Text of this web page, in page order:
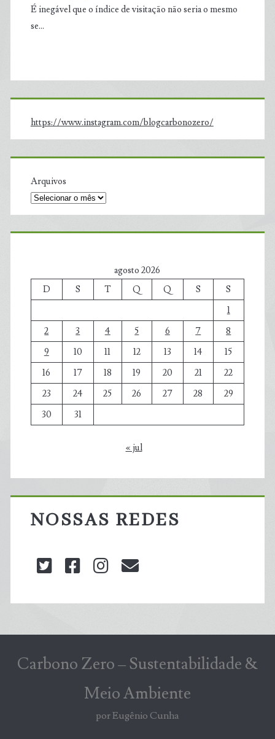
É inegável que o índice de visitação não seria o mesmo
se…
https://www.instagram.com/blogcarbonozero/
Arquivos
agosto 2026
D
S T Q Q S
S
1
2
3 4 5 6 7
8
9
10 11 12 13 14
15
16
17 18 19 20 21
22
23
24 25 26 27 28
29
30
31
« jul
NOSSAS REDES
twitterfacebookinstagram
Carbono Zero – Sustentabilidade &
Meio Ambiente
por Eugênio Cunha